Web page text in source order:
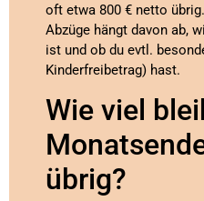
oft etwa 800 € netto
Abzüge hängt davon ab,
ist und ob du evtl.
Kinderfreibetrag) hast.
Wie viel
übrig?